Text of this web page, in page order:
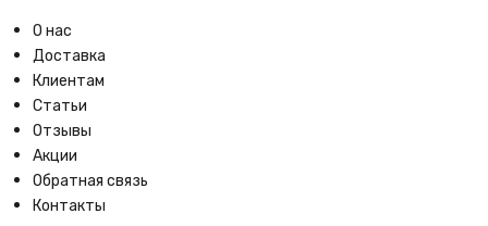
О нас
Доставка
Клиентам
Статьи
Отзывы
Акции
Обратная связь
Контакты